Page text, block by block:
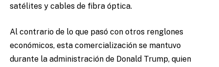
satélites y cables de fibra óptica.
Al contrario de lo que pasó con otros renglones
económicos, esta comercialización se mantuvo
durante la administración de Donald Trump, quien